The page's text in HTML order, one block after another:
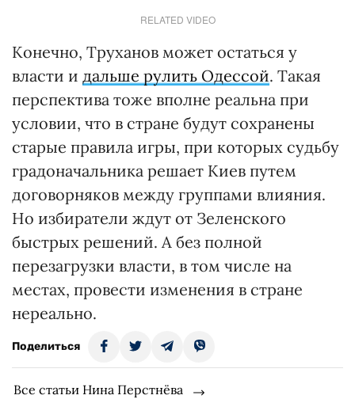
RELATED VIDEO
Конечно, Труханов может остаться у
власти и дальше рулить Одессой. Такая
перспектива тоже вполне реальна при
условии, что в стране будут сохранены
старые правила игры, при которых судьбу
градоначальника решает Киев путем
договорняков между группами влияния.
Но избиратели ждут от Зеленского
быстрых решений. А без полной
перезагрузки власти, в том числе на
местах, провести изменения в стране
нереально.
Поделиться
Все статьи Нина Перстнёва